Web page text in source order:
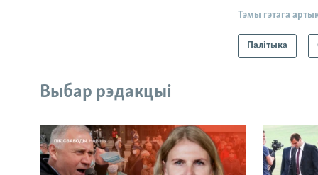
Тэмы гэтага
Палітыка
Выбар рэдакцыі